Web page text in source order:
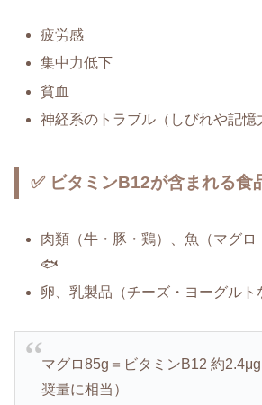
疲労感
集中力低下
貧血
神経系のトラブル（しびれや記憶
✅ ビタミンB12が含まれる食
肉類（牛・豚・鶏）、魚（マグロ
🐟
卵、乳製品（チーズ・ヨーグルト
マグロ85g＝ビタミンB12 約
奨量に相当）